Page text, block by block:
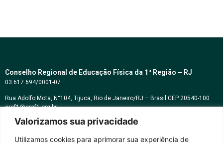
Valorizamos sua privacidade
Utilizamos cookies para aprimorar sua experiência de
Conselho Regional de Educação Física da 1ª Região – RJ
03.617.694/0001-07
Rua Adolfo Mota, N°104, Tijuca, Rio de Janeiro/RJ – Brasil CEP 20540-100
cref1@cref1.org.br
Assessoria de comunicação: